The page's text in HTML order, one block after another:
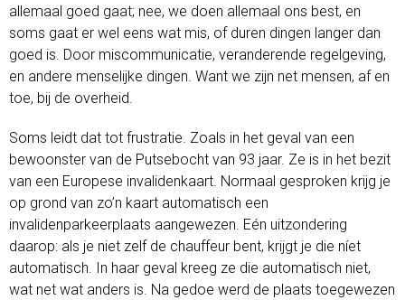
allemaal goed gaat; nee, we doen allemaal ons best, en
soms gaat er wel eens wat mis, of duren dingen langer dan
goed is. Door miscommunicatie, veranderende regelgeving,
en andere menselijke dingen. Want we zijn net mensen, af en
toe, bij de overheid.
Soms leidt dat tot frustratie. Zoals in het geval van een
bewoonster van de Putsebocht van 93 jaar. Ze is in het bezit
van een Europese invalidenkaart. Normaal gesproken krijg je
op grond van zo’n kaart automatisch een
invalidenparkeerplaats aangewezen. Eén uitzondering
daarop: als je niet zelf de chauffeur bent, krijgt je die níet
automatisch. In haar geval kreeg ze die automatisch niet,
wat net wat anders is. Na gedoe werd de plaats toegewezen